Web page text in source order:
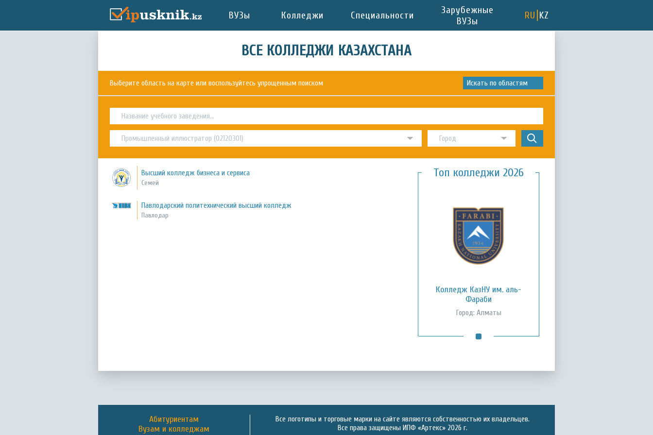
ВУЗы Колледжи Специальности
Зарубежные
ВУЗы
RU KZ
ВСЕ КОЛЛЕДЖИ КАЗАХСТАНА
Выберите область на карте или воспользуйтесь упрощенным поиском Искать по областям
Высший колледж бизнеса и сервиса
Семей
Павлодарский политехнический высший колледж
Павлодар
Топ колледжи 2026
Колледж КазНУ им. аль-
Фараби
Город: Алматы
Абитуриентам
Вузам и колледжам
Все логотипы и торговые марки на сайте являются собственностью их владельцев.
Все права защищены ИПФ «Артекс» 2026 г.